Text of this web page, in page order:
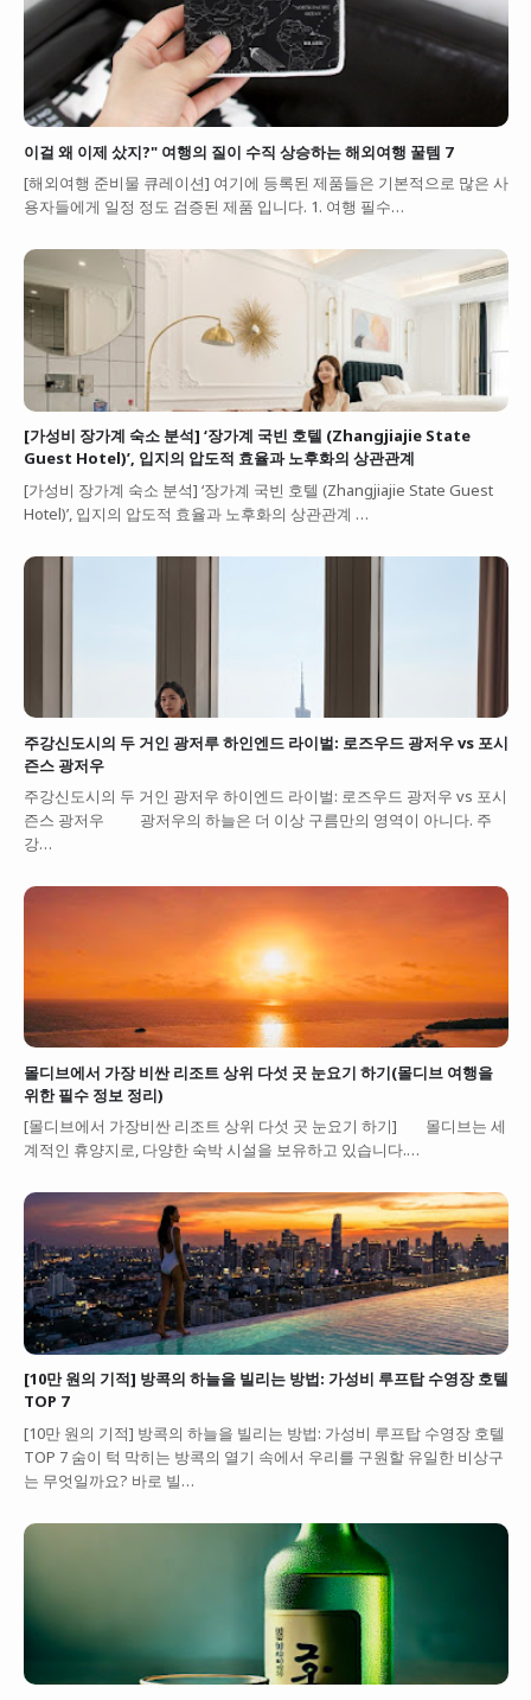
이걸 왜 이제 샀지?" 여행의 질이 수직 상승하는 해외여행 꿀템 7
[해외여행 준비물 큐레이션] 여기에 등록된 제품들은 기본적으로 많은 사
용자들에게 일정 정도 검증된 제품 입니다. 1. 여행 필수…
[가성비 장가계 숙소 분석] ‘장가계 국빈 호텔 (Zhangjiajie State
Guest Hotel)’, 입지의 압도적 효율과 노후화의 상관관계
[가성비 장가계 숙소 분석] ‘장가계 국빈 호텔 (Zhangjiajie State Guest
Hotel)’, 입지의 압도적 효율과 노후화의 상관관계 …
주강신도시의 두 거인 광저루 하인엔드 라이벌: 로즈우드 광저우 vs 포시
즌스 광저우
주강신도시의 두 거인 광저우 하이엔드 라이벌: 로즈우드 광저우 vs 포시
즌스 광저우 광저우의 하늘은 더 이상 구름만의 영역이 아니다. 주
강…
몰디브에서 가장 비싼 리조트 상위 다섯 곳 눈요기 하기(몰디브 여행을
위한 필수 정보 정리)
[몰디브에서 가장비싼 리조트 상위 다섯 곳 눈요기 하기] 몰디브는 세
계적인 휴양지로, 다양한 숙박 시설을 보유하고 있습니다.…
[10만 원의 기적] 방콕의 하늘을 빌리는 방법: 가성비 루프탑 수영장 호텔
TOP 7
[10만 원의 기적] 방콕의 하늘을 빌리는 방법: 가성비 루프탑 수영장 호텔
TOP 7 숨이 턱 막히는 방콕의 열기 속에서 우리를 구원할 유일한 비상구
는 무엇일까요? 바로 빌…